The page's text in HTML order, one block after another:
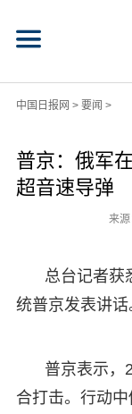
中国日报网 > 要闻 >
普京：俄军
超音速导弹
来源
总台记者获
统普京发表讲话
普京表示，
合打击。行动